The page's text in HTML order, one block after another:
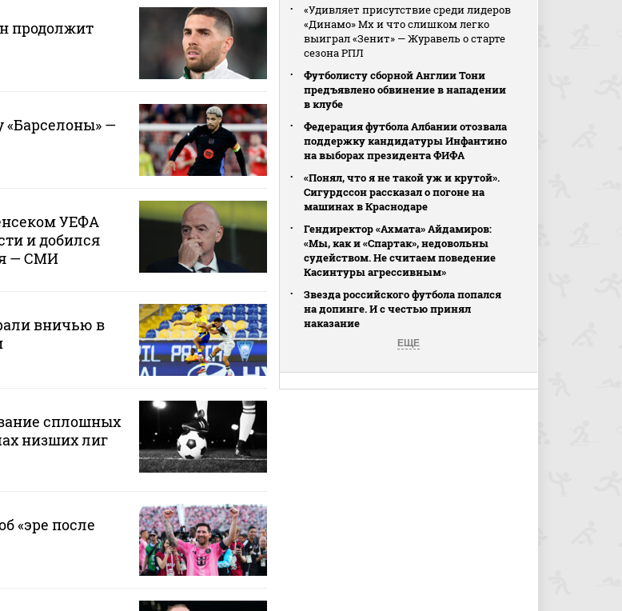
продолжит
«Барселоны» —
УЕФА
и добился
— СМИ
вничью в
сплошных
низших лиг
«эре после
«Удивляет присутствие среди лидеров
«Динамо» Мх и что слишком легко
выиграл «Зенит» — Журавель о старте
сезона РПЛ
Футболисту сборной Англии Тони
предъявлено обвинение в нападении
в клубе
Федерация футбола Албании отозвала
поддержку кандидатуры Инфантино
на выборах президента ФИФА
«Понял, что я не такой уж и крутой».
Сигурдссон рассказал о погоне на
машинах в Краснодаре
Гендиректор «Ахмата» Айдамиров:
«Мы, как и «Спартак», недовольны
судейством. Не считаем поведение
Касинтуры агрессивным»
Звезда российского футбола попался
на допинге. И с честью принял
наказание
ЕЩЕ